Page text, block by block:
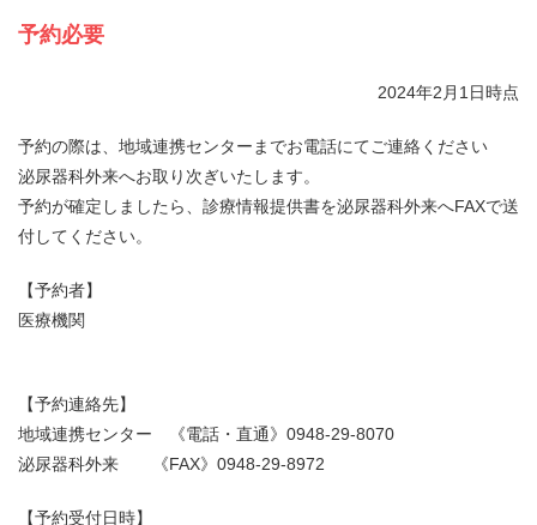
予約必要
2024年2月1日時点
予約の際は、地域連携センターまでお電話にてご連絡ください
泌尿器科外来へお取り次ぎいたします。
予約が確定しましたら、診療情報提供書を泌尿器科外来へFAXで送
付してください。
【予約者】
医療機関
【予約連絡先】
地域連携センター 《電話・直通》0948-29-8070
泌尿器科外来 《FAX》0948-29-8972
【予約受付日時】